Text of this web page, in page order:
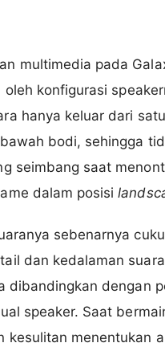
multimedia pada
konfigurasi
hanya keluar dari
bodi, sehingga
seimbang saat
dalam posisi
sebenarnya
dan kedalaman
dibandingkan dengan
speaker. Saat
kesulitan menentukan